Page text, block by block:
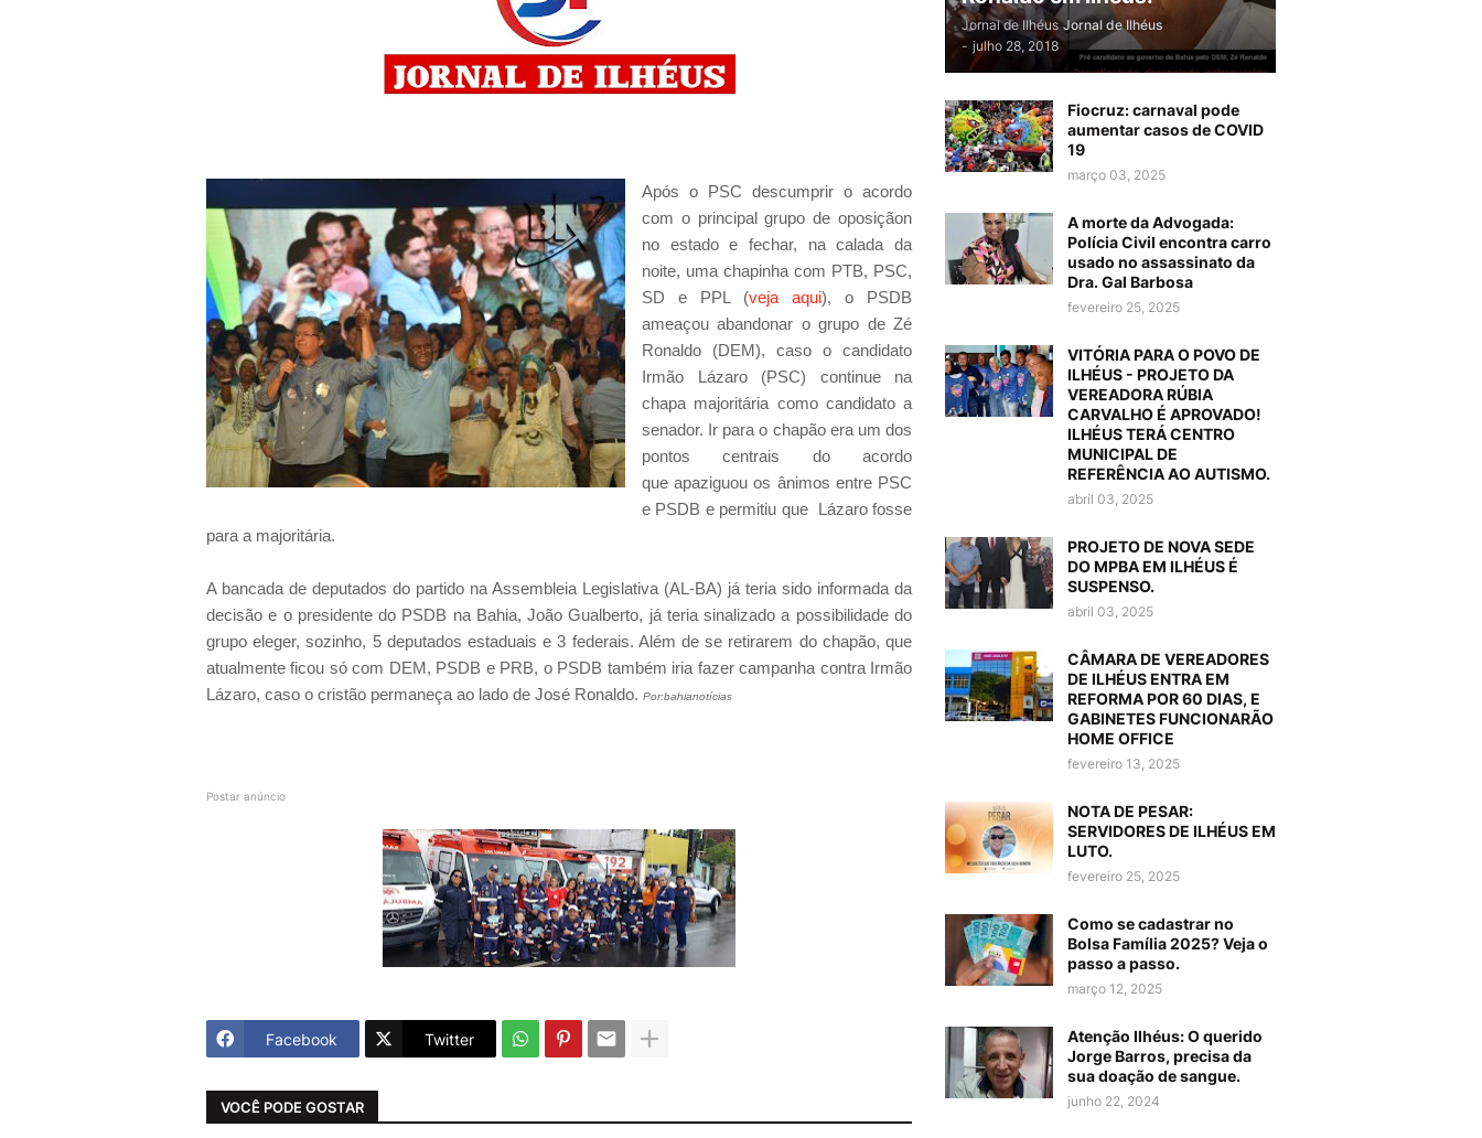
Após o PSC descumprir o acordo
com o principal grupo de oposiçãon
no estado e fechar, na calada da
noite, uma chapinha com PTB, PSC,
SD e PPL (veja aqui), o PSDB
ameaçou abandonar o grupo de Zé
Ronaldo (DEM), caso o candidato
Irmão Lázaro (PSC) continue na
chapa majoritária como candidato a
senador. Ir para o chapão era um dos
pontos centrais do acordo
que apaziguou os ânimos entre PSC
e PSDB e permitiu que Lázaro fosse
para a majoritária.
A bancada de deputados do partido na Assembleia Legislativa (AL-BA) já teria sido informada da
decisão e o presidente do PSDB na Bahia, João Gualberto, já teria sinalizado a possibilidade do
grupo eleger, sozinho, 5 deputados estaduais e 3 federais. Além de se retirarem do chapão, que
atualmente ficou só com DEM, PSDB e PRB, o PSDB também iria fazer campanha contra Irmão
Lázaro, caso o cristão permaneça ao lado de José Ronaldo. Por:bahianotícias
Postar anúncio
Facebook Twitter
VOCÊ PODE GOSTAR
Jornal de Ilhéus Jornal de Ilhéus
- julho 28, 2018
Fiocruz: carnaval pode
aumentar casos de COVID
19
março 03, 2025
A morte da Advogada:
Polícia Civil encontra carro
usado no assassinato da
Dra. Gal Barbosa
fevereiro 25, 2025
VITÓRIA PARA O POVO DE
ILHÉUS - PROJETO DA
VEREADORA RÚBIA
CARVALHO É APROVADO!
ILHÉUS TERÁ CENTRO
MUNICIPAL DE
REFERÊNCIA AO AUTISMO.
abril 03, 2025
PROJETO DE NOVA SEDE
DO MPBA EM ILHÉUS É
SUSPENSO.
abril 03, 2025
CÂMARA DE VEREADORES
DE ILHÉUS ENTRA EM
REFORMA POR 60 DIAS, E
GABINETES FUNCIONARÃO
HOME OFFICE
fevereiro 13, 2025
NOTA DE PESAR:
SERVIDORES DE ILHÉUS EM
LUTO.
fevereiro 25, 2025
Como se cadastrar no
Bolsa Família 2025? Veja o
passo a passo.
março 12, 2025
Atenção Ilhéus: O querido
Jorge Barros, precisa da
sua doação de sangue.
junho 22, 2024